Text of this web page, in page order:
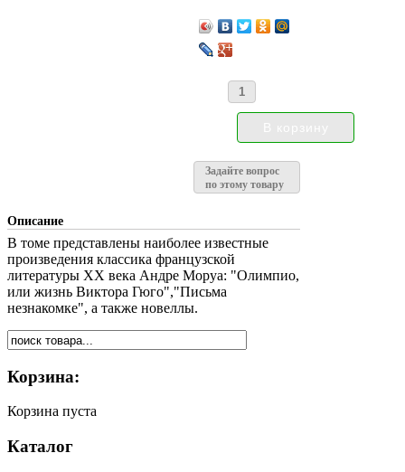
Задайте вопрос
по этому товару
Описание
В томе представлены наиболее известные
произведения классика французской
литературы ХХ века Андре Моруа: "Олимпио,
или жизнь Виктора Гюго","Письма
незнакомке", а также новеллы.
Корзина:
Корзина пуста
Каталог